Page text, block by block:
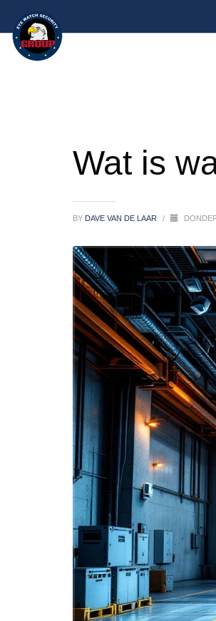
Wat is
BY DAVE VAN DE LAAR /